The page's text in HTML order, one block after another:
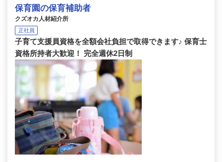
保育園の保育補助者
クズオカ人材紹介所
正社員
子育て支援員資格を全額会社負担で取得できます♪ 保育士
資格所持者大歓迎！ 完全週休2日制